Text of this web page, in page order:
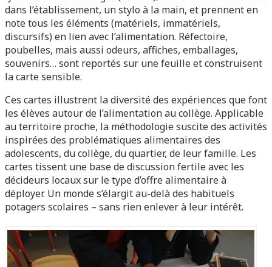
dans l’établissement, un stylo à la main, et prennent en
note tous les éléments (matériels, immatériels,
discursifs) en lien avec l’alimentation. Réfectoire,
poubelles, mais aussi odeurs, affiches, emballages,
souvenirs… sont reportés sur une feuille et construisent
la carte sensible.
Ces cartes illustrent la diversité des expériences que font
les élèves autour de l’alimentation au collège. Applicable
au territoire proche, la méthodologie suscite des activités
inspirées des problématiques alimentaires des
adolescents, du collège, du quartier, de leur famille. Les
cartes tissent une base de discussion fertile avec les
décideurs locaux sur le type d’offre alimentaire à
déployer. Un monde s’élargit au-delà des habituels
potagers scolaires – sans rien enlever à leur intérêt.